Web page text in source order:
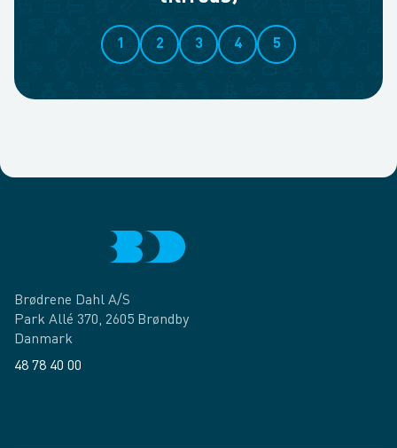
1 2 3 4 5
Brødrene Dahl A/S
Park Allé 370, 2605 Brøndby
Danmark
48 78 40 00